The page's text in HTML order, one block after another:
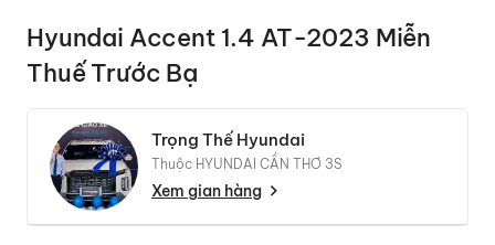
Hyundai Accent 1.4 AT-2023 Miễn
Thuế Trước Bạ
Trọng Thế Hyundai
Thuộc HYUNDAI CẦN THƠ 3S
Xem gian hàng